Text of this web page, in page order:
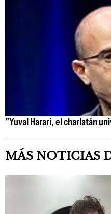
"Yuval Harari, el charlatán
MÁS NOTICIAS